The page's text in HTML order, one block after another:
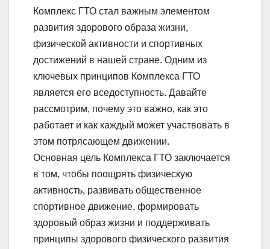
Комплекс ГТО стал важным элементом
развития здорового образа жизни,
физической активности и спортивных
достижений в нашей стране. Одним из
ключевых принципов Комплекса ГТО
является его вседоступность. Давайте
рассмотрим, почему это важно, как это
работает и как каждый может участвовать в
этом потрясающем движении.
Основная цель Комплекса ГТО заключается
в том, чтобы поощрять физическую
активность, развивать общественное
спортивное движение, формировать
здоровый образ жизни и поддерживать
принципы здорового физического развития